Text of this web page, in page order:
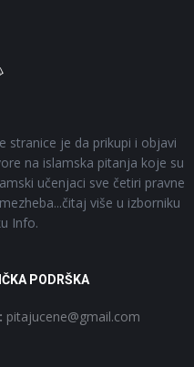
stranice je da prikupi i objavi
na islamska pitanja koje su
učenjaci sve četiri pravne
više u izborniku
Info.
PODRŠKA
pitajucene@gmail.com